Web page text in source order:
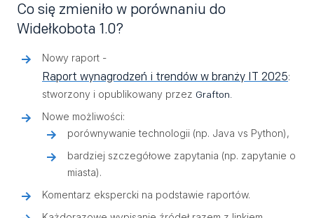
Co się zmieniło w porównaniu do
Widełkobota 1.0?
Nowy raport -
Raport wynagrodzeń i trendów w branży IT 2025:
stworzony i opublikowany przez Grafton.
Nowe możliwości:
porównywanie technologii (np. Java vs Python),
bardziej szczegółowe zapytania (np. zapytanie o
miasta).
Komentarz ekspercki na podstawie raportów.